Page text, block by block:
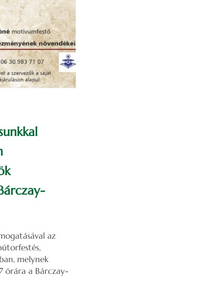
az
melynek
órára a Bárczay-